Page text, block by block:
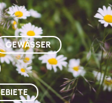
GEWÄSSER